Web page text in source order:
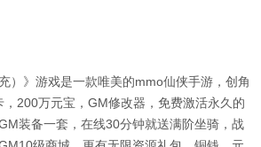
）》游戏是一款唯美的mmo仙侠手游，创角
200万元宝，GM修改器，免费激活永久的
装备一套，在线30分钟就送满阶坐骑，战